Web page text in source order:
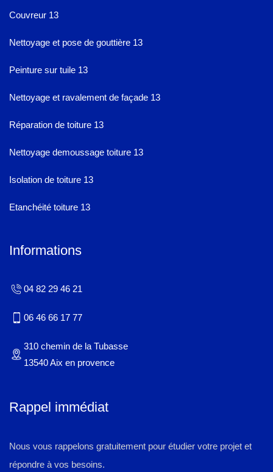
Couvreur 13
Nettoyage et pose de gouttière 13
Peinture sur tuile 13
Nettoyage et ravalement de façade 13
Réparation de toiture 13
Nettoyage demoussage toiture 13
Isolation de toiture 13
Etanchéité toiture 13
Informations
04 82 29 46 21
06 46 66 17 77
310 chemin de la Tubasse
13540 Aix en provence
Rappel immédiat
Nous vous rappelons gratuitement pour étudier votre projet et
répondre à vos besoins.